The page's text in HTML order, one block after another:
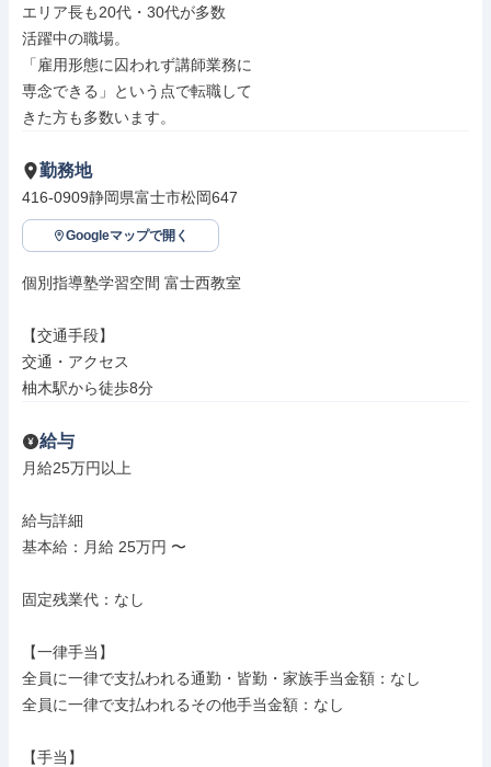
エリア長も20代・30代が多数
活躍中の職場。
「雇用形態に囚われず講師業務に
専念できる」という点で転職して
きた方も多数います。
勤務地
416-0909静岡県富士市松岡647
Googleマップで開く
個別指導塾学習空間 富士西教室
【交通手段】
交通・アクセス
柚木駅から徒歩8分
給与
月給25万円以上
給与詳細
基本給：月給 25万円 〜
固定残業代：なし
【一律手当】
全員に一律で支払われる通勤・皆勤・家族手当金額：なし
全員に一律で支払われるその他手当金額：なし
【手当】